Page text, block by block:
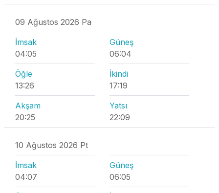
09 Ağustos 2026 Pa
İmsak
04:05
Güneş
06:04
Öğle
13:26
İkindi
17:19
Akşam
20:25
Yatsı
22:09
10 Ağustos 2026 Pt
İmsak
04:07
Güneş
06:05